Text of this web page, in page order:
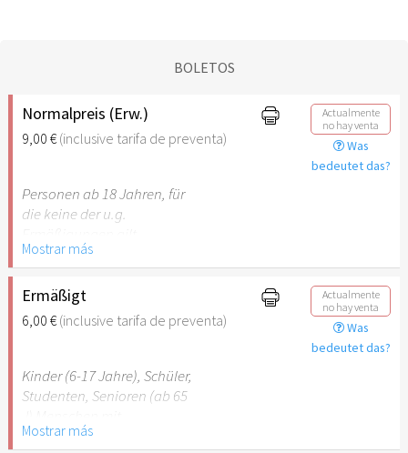
BOLETOS
Normalpreis (Erw.)
9,00 €(inclusive tarifa de preventa)
Actualmente
no hay venta
Was
bedeutet das?
Personen ab 18 Jahren, für
die keine der u.g.
Mostrar más
Ermäßigt
6,00 €(inclusive tarifa de preventa)
Actualmente
no hay venta
Was
bedeutet das?
Kinder (6-17 Jahre), Schüler,
Studenten, Senioren (ab 65
Behinderung (ab 50%),
Mostrar más